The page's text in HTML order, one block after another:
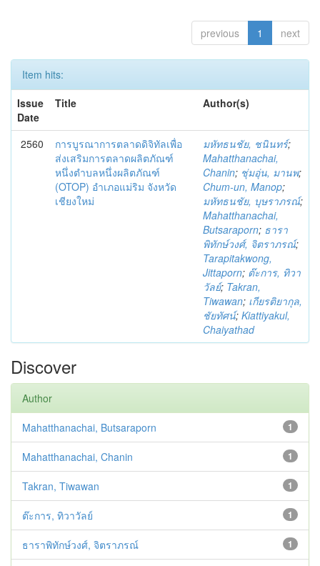
previous 1 next
Item hits:
Issue
Date
Title Author(s)
2560
การบูรณาการตลาดดิจิทัลเพื่อ
ส่งเสริมการตลาดผลิตภัณฑ์
หนึ่งตำบลหนึ่งผลิตภัณฑ์
(OTOP) อำเภอแม่ริม จังหวัด
เชียงใหม่
มหัทธนชัย, ชนินทร์;
Mahatthanachai,
Chanin; ชุ่มอุ่น, มานพ;
Chum-un, Manop;
มหัทธนชัย, บุษราภรณ์;
Mahatthanachai,
Butsaraporn; ธารา
พิทักษ์วงศ์, จิตราภรณ์;
Tarapitakwong,
Jittaporn; ต๊ะการ, ทิวา
วัลย์; Takran,
Tiwawan; เกียรติยากุล,
ชัยทัศน์; Kiattiyakul,
Chaiyathad
Discover
Author
1
Mahatthanachai, Butsaraporn
1
Mahatthanachai, Chanin
1
Takran, Tiwawan
1
ต๊ะการ, ทิวาวัลย์
1
ธาราพิทักษ์วงศ์, จิตราภรณ์